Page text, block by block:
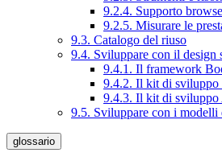
9.2.4. Supporto
9.2.5. Misurare le
9.3. Catalogo del riuso
9.4. Sviluppare con il design
9.4.1. Il framework
9.4.2. Il kit di sviluppo
9.4.3. Il kit di sviluppo
9.5. Sviluppare con i modelli
glossario